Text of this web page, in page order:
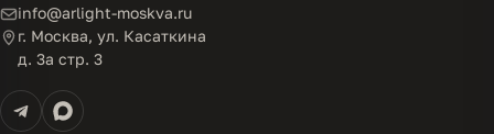
info@arlight-moskva.ru
г. Москва, ул. Касаткина
д. 3а стр. 3